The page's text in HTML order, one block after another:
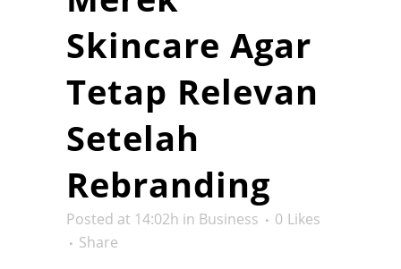
Skincare Agar
Tetap Relevan
Setelah
Rebranding
Posted at 14:02h in Business 0 Likes
Share